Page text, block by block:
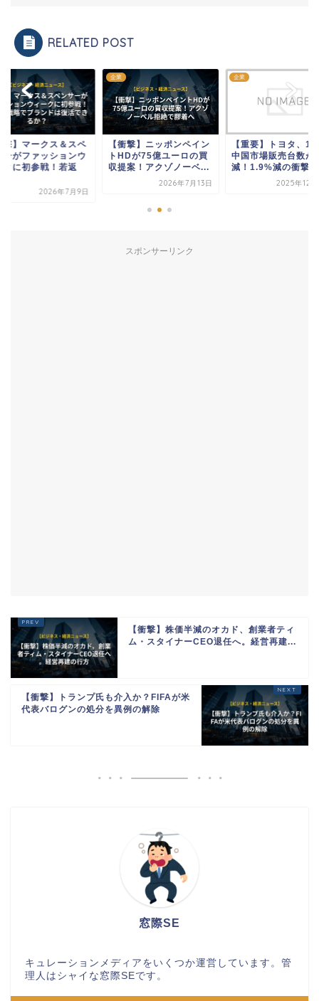
RELATED POST
撃】ニッポンペイン
が75億ユーロの買
案！アクゾノーベ...
企業
【重要】トヨタ、11月の
中国市場販売台数が大幅
減！1.9%減の衝撃...
2025年12月25日
企業
【衝撃】マークス＆
ンサーがファッショ
ィークに初参戦！若
スポンサーリンク
【衝撃】株価半減のオカド、創業者ティ
ム・スタイナーCEO退任へ。経営再建...
【衝撃】トランプ氏も介入か？FIFAが米
代表バログンの処分を異例の解除
窓際SE
キュレーションメディアをいくつか運営しています。管
理人はシャイな窓際SEです。